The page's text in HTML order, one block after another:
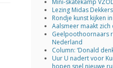
Lezing Midas
Rondje kunst kijken
Aalsmeer maakt
Geelpoothoornaars
Nederland
Column: ‘Donald
Uur U nadert voor
hopen snel nieuwe